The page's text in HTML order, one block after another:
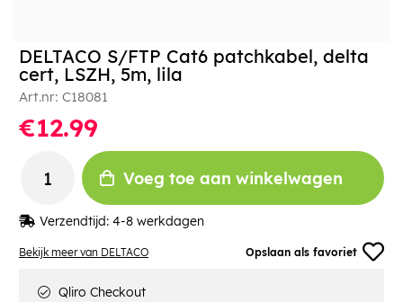
Bekijk meer van DELTACO Opslaan als favoriet
DELTACO S/FTP Cat6 patchkabel, delta
cert, LSZH, 5m, lila
Art.nr: C18081
€12.99
Voeg toe aan winkelwagen
Verzendtijd: 4-8 werkdagen
Qliro Checkout